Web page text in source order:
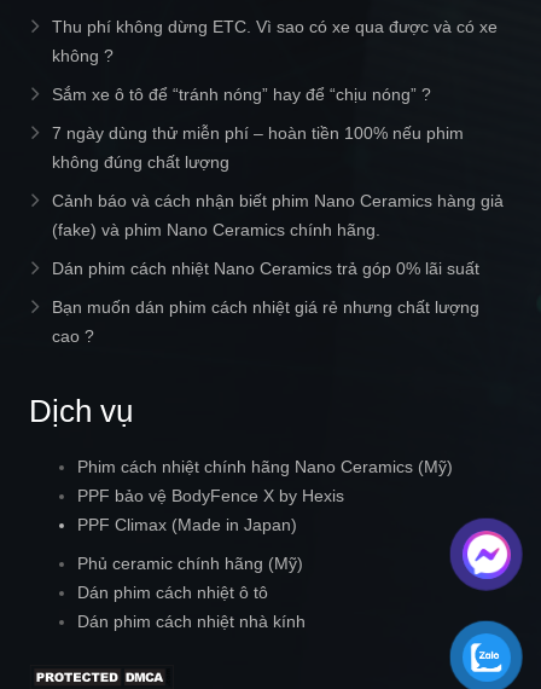
Thu phí không dừng ETC. Vì sao có xe qua được và có xe
không ?
Sắm xe ô tô để “tránh nóng” hay để “chịu nóng” ?
7 ngày dùng thử miễn phí – hoàn tiền 100% nếu phim
không đúng chất lượng
Cảnh báo và cách nhận biết phim Nano Ceramics hàng giả
(fake) và phim Nano Ceramics chính hãng.
Dán phim cách nhiệt Nano Ceramics trả góp 0% lãi suất
Bạn muốn dán phim cách nhiệt giá rẻ nhưng chất lượng
cao ?
Dịch vụ
Phim cách nhiệt chính hãng Nano Ceramics (Mỹ)
PPF bảo vệ BodyFence X by Hexis
PPF Climax (Made in Japan)
Phủ ceramic chính hãng (Mỹ)
Dán phim cách nhiệt ô tô
Dán phim cách nhiệt nhà kính